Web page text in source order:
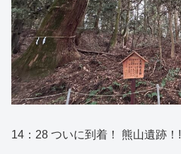
14：28 ついに到着！ 熊山遺跡！!